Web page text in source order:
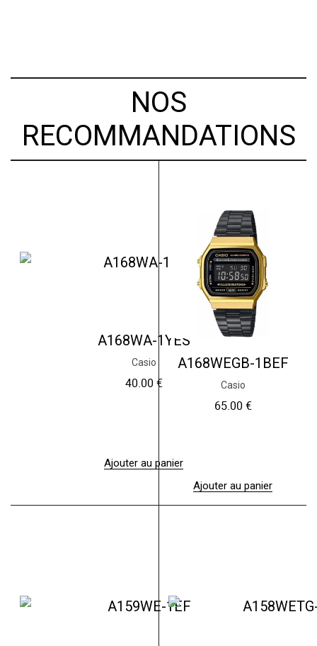
NOS
RECOMMANDATIONS
A168WA-1YES
Casio
40.00 €
Ajouter au panier
A168WEGB-1BEF
Casio
65.00 €
Ajouter au panier